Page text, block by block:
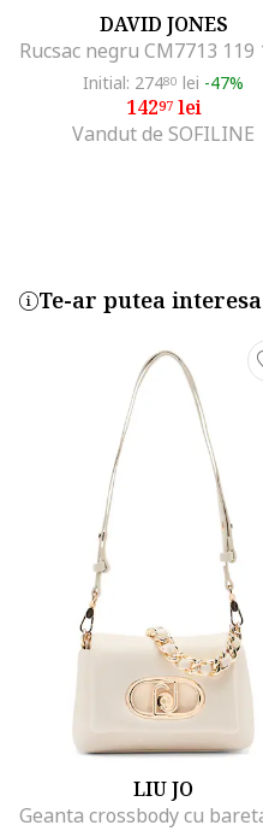
DAVID JONES
Initial: 27480 lei -47%
14297lei
Vandut de SOFILINE
Te-ar putea interesa
LIU JO